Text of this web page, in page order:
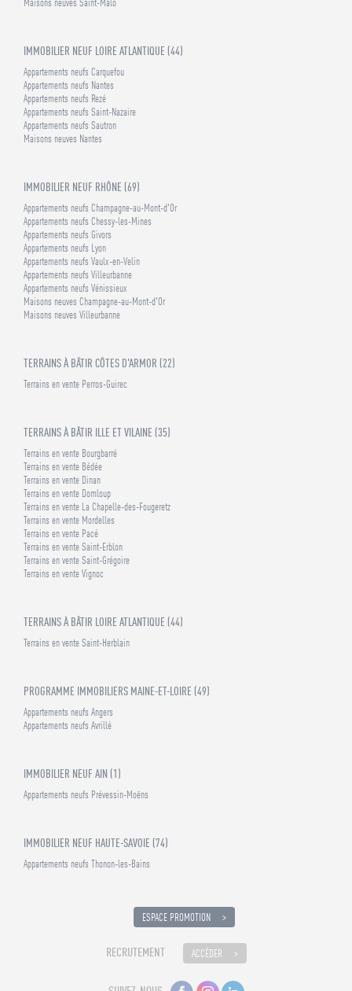
Maisons neuves Saint-Malo
IMMOBILIER NEUF LOIRE ATLANTIQUE (44)
Appartements neufs Carquefou
Appartements neufs Nantes
Appartements neufs Rezé
Appartements neufs Saint-Nazaire
Appartements neufs Sautron
Maisons neuves Nantes
IMMOBILIER NEUF RHÔNE (69)
Appartements neufs Champagne-au-Mont-d'Or
Appartements neufs Chessy-les-Mines
Appartements neufs Givors
Appartements neufs Lyon
Appartements neufs Vaulx-en-Velin
Appartements neufs Villeurbanne
Appartements neufs Vénissieux
Maisons neuves Champagne-au-Mont-d'Or
Maisons neuves Villeurbanne
TERRAINS À BÂTIR CÔTES D'ARMOR (22)
Terrains en vente Perros-Guirec
TERRAINS À BÂTIR ILLE ET VILAINE (35)
Terrains en vente Bourgbarré
Terrains en vente Bédée
Terrains en vente Dinan
Terrains en vente Domloup
Terrains en vente La Chapelle-des-Fougeretz
Terrains en vente Mordelles
Terrains en vente Pacé
Terrains en vente Saint-Erblon
Terrains en vente Saint-Grégoire
Terrains en vente Vignoc
TERRAINS À BÂTIR LOIRE ATLANTIQUE (44)
Terrains en vente Saint-Herblain
PROGRAMME IMMOBILIERS MAINE-ET-LOIRE (49)
Appartements neufs Angers
Appartements neufs Avrillé
IMMOBILIER NEUF AIN (1)
Appartements neufs Prévessin-Moëns
IMMOBILIER NEUF HAUTE-SAVOIE (74)
Appartements neufs Thonon-les-Bains
ESPACE PROMOTION
RECRUTEMENT ACCÉDER